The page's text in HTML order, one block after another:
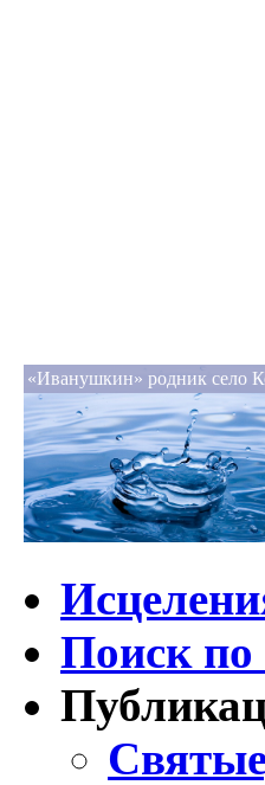
«Иванушкин» родник село
Поиск